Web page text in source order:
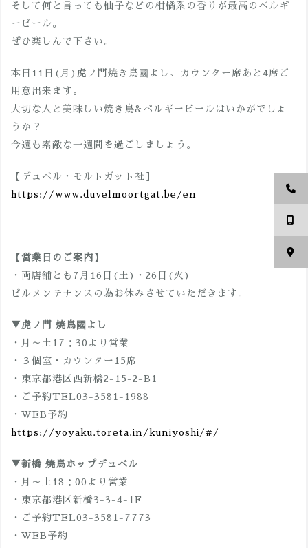
そして何と言っても柚子などの柑橘系の香りが最高のベルギ
ービール。
ぜひ楽しんで下さい。
本日11日(月)虎ノ門焼き鳥國よし、カウンター席あと4席ご
用意出来ます。
大切な人と美味しい焼き鳥&ベルギービールはいかがでしょ
うか？
今週も素敵な一週間を過ごしましょう。
【デュベル・モルトガット社】
https://www.duvelmoortgat.be/en
【営業日のご案内】
・両店舗とも7月16日(土)・26日(火)
ビルメンテナンスの為お休みさせていただきます。
▼虎ノ門 焼鳥國よし
・月～土17：30より営業
・３個室・カウンター15席
・東京都港区西新橋2-15-2-B1
・ご予約TEL03-3581-1988
・WEB予約
https://yoyaku.toreta.in/kuniyoshi/#/
▼新橋 焼鳥ホップデュベル
・月～土18：00より営業
・東京都港区新橋3-3-4-1F
・ご予約TEL03-3581-7773
・WEB予約